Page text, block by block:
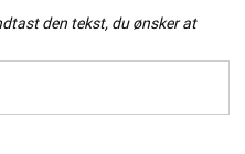
den tekst, du ønsker at